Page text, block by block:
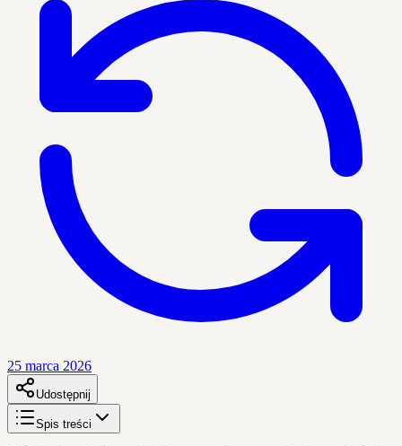
25 marca 2026
Udostępnij
Spis treści